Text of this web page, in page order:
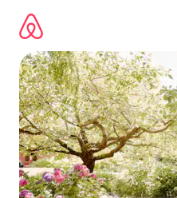
directement
contenu